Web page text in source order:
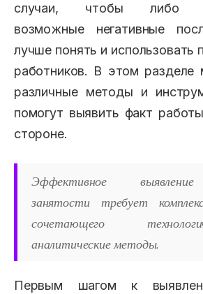
случаи, чтобы либо
возможные негативные
лучше понять и использовать
работников. В этом
различные методы и
помогут выявить факт
стороне.
Эффективное
занятости требует
сочетающего
аналитические методы.
Первым шагом к